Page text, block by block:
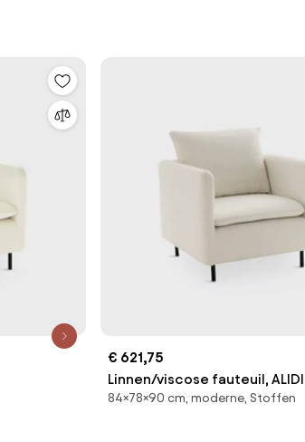
€ 621,75
Linnen/viscose fauteuil, ALIDI
84×78×90 cm, moderne, Stoffen